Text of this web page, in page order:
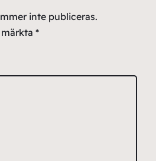
inte publiceras.
*